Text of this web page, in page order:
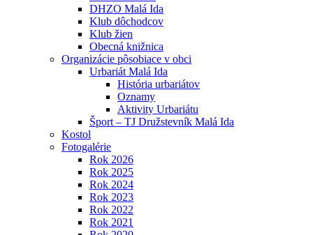
DHZO Malá Ida
Klub dôchodcov
Klub žien
Obecná knižnica
Organizácie pôsobiace v obci
Urbariát Malá Ida
História urbariátov
Oznamy
Aktivity Urbariátu
Šport – TJ Družstevník Malá Ida
Kostol
Fotogalérie
Rok 2026
Rok 2025
Rok 2024
Rok 2023
Rok 2022
Rok 2021